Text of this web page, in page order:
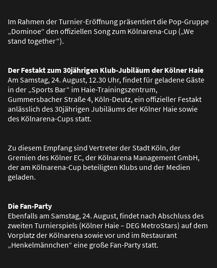
Im Rahmen der Turnier-Eröffnung präsentiert die Pop-Gruppe
„Dominoe“ den offiziellen Song zum Kölnarena-Cup („We
stand together“).
Der Festakt zum 30jährigen Klub-Jubiläum der Kölner Haie
Am Samstag, 24. August, 12.30 Uhr, findet für geladene Gäste
in der „Sports Bar“ im Haie-Trainingszentrum,
Gummersbacher Straße 4, Köln-Deutz, ein offizieller Festakt
anlässlich des 30jährigen Jubiläums der Kölner Haie sowie
des Kölnarena-Cups statt.
Zu diesem Empfang sind Vertreter der Stadt Köln, der
Gremien des Kölner EC, der Kölnarena Management GmbH,
der am Kölnarena-Cup beteiligten Klubs und der Medien
geladen.
Die Fan-Party
Ebenfalls am Samstag, 24. August, findet nach Abschluss des
zweiten Turnierspiels (Kölner Haie – DEG MetroStars) auf dem
Vorplatz der Kölnarena sowie vor und im Restaurant
„Henkelmännchen“ eine große Fan-Party statt.